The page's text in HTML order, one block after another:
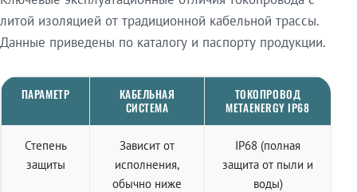
литой изоляцией от традиционной кабельной трассы.
Данные приведены по каталогу и паспорту продукции.
ПАРАМЕТР
КАБЕЛЬНАЯ
СИСТЕМА
ТОКОПРОВОД
METAENERGY IP68
Степень
защиты
Зависит от
исполнения,
обычно ниже
IP68 (полная
защита от пыли и
воды)